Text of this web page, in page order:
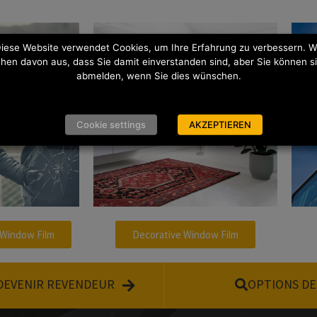
Film Decorative Window Film
REVENDEUR OPTIONS
Website verwendet Cookies, um Ihre Erfahrung zu verbessern.
davon aus, dass Sie damit einverstanden sind, aber Sie können
abmelden, wenn Sie dies wünschen.
Cookie settings AKZEPTIEREN